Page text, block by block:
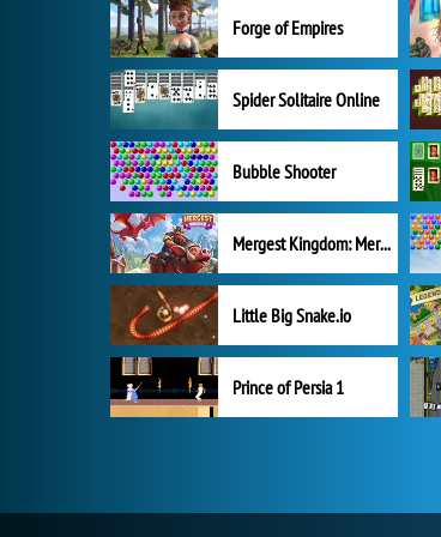
Forge of Empires
Spider Solitaire Online
Bubble Shooter
Mergest Kingdom: Merge Puzzle
Little Big Snake.io
Prince of Persia 1